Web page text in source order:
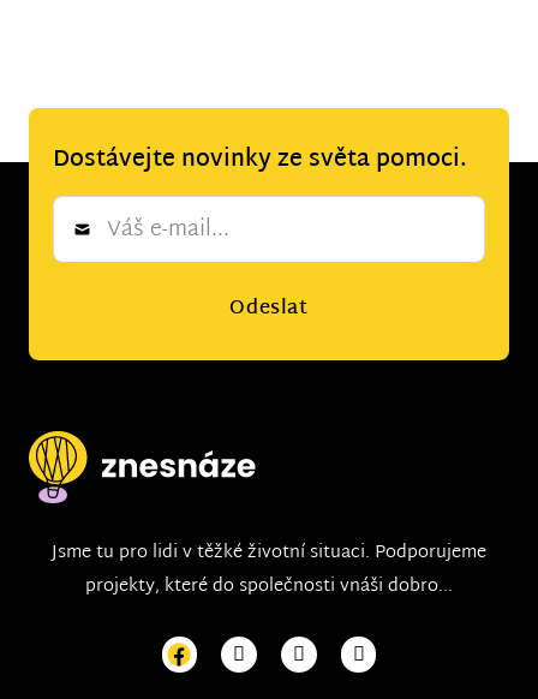
Dostávejte novinky ze světa pomoci.
Newsletter
Odeslat
Jsme tu pro lidi v těžké životní situaci. Podporujeme
projekty, které do společnosti vnáši dobro...